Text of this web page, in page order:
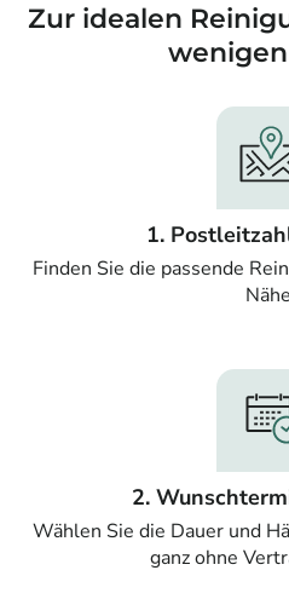
Zur idealen
1.
Finden Sie die passende
2.
Wählen Sie die Dauer und
ganz ohne